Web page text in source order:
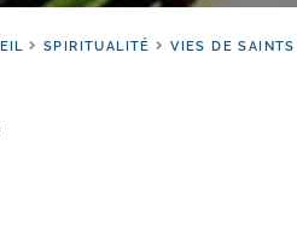
SPIRITUALITÉ VIES DE SAINTS